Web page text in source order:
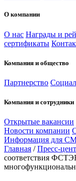
О компании
О нас Награды и
сертификаты
Компания и общество
Партнерство
Компания и сотрудники
Открытые вакансии
Новости компании
Информация для
Главная / Пресс-
соответствия